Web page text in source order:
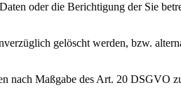
oder die Berichtigung der Sie
gelöscht werden, bzw.
nach Maßgabe des Art. 20 DSGVO